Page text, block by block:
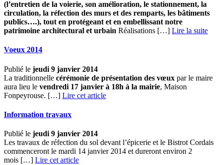
(l’entretien de la voierie, son amélioration, le stationnement, la
circulation, la réfection des murs et des remparts, les bâtiments
publics….), tout en protégeant et en embellissant notre
patrimoine architectural et urbain Réalisations […] ­ Lire la suite
Voeux 2014
Publié le jeudi 9 janvier 2014
La traditionnelle cérémonie de présentation des vœux par le maire
aura lieu le vendredi 17 janvier à 18h à la mairie, Maison
Fonpeyrouse. […] Lire cet article
Information travaux
Publié le jeudi 9 janvier 2014
Les travaux de réfection du sol devant l’épicerie et le Bistrot Cordais
commenceront le mardi 14 janvier 2014 et dureront environ 2
mois […] Lire cet article